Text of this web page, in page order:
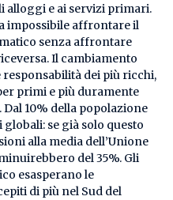
alloggi e ai servizi primari.
impossibile affrontare il
senza affrontare
Il cambiamento
dei più ricchi,
primi e più duramente
10% della popolazione
se già solo questo
alla media dell’Unione
del 35%. Gli
esasperano le
di più nel Sud del